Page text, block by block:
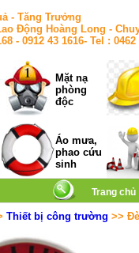
- Tăng Trưởng
Động Hoàng Long -
- 0912 43 1616- Tel :
Mặt nạ
phòng
độc
Áo mưa,
phao cứu
sinh
Trang chủ
Thiết bị công trường >>